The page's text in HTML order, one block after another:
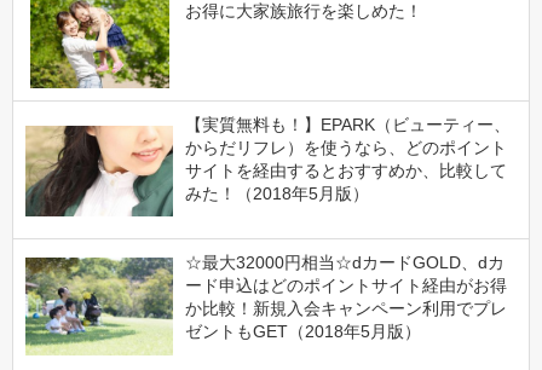
お得に大家族旅行を楽しめた！
【実質無料も！】EPARK（ビューティー、
からだリフレ）を使うなら、どのポイント
サイトを経由するとおすすめか、比較して
みた！（2018年5月版）
☆最大32000円相当☆dカードGOLD、dカ
ード申込はどのポイントサイト経由がお得
か比較！新規入会キャンペーン利用でプレ
ゼントもGET（2018年5月版）